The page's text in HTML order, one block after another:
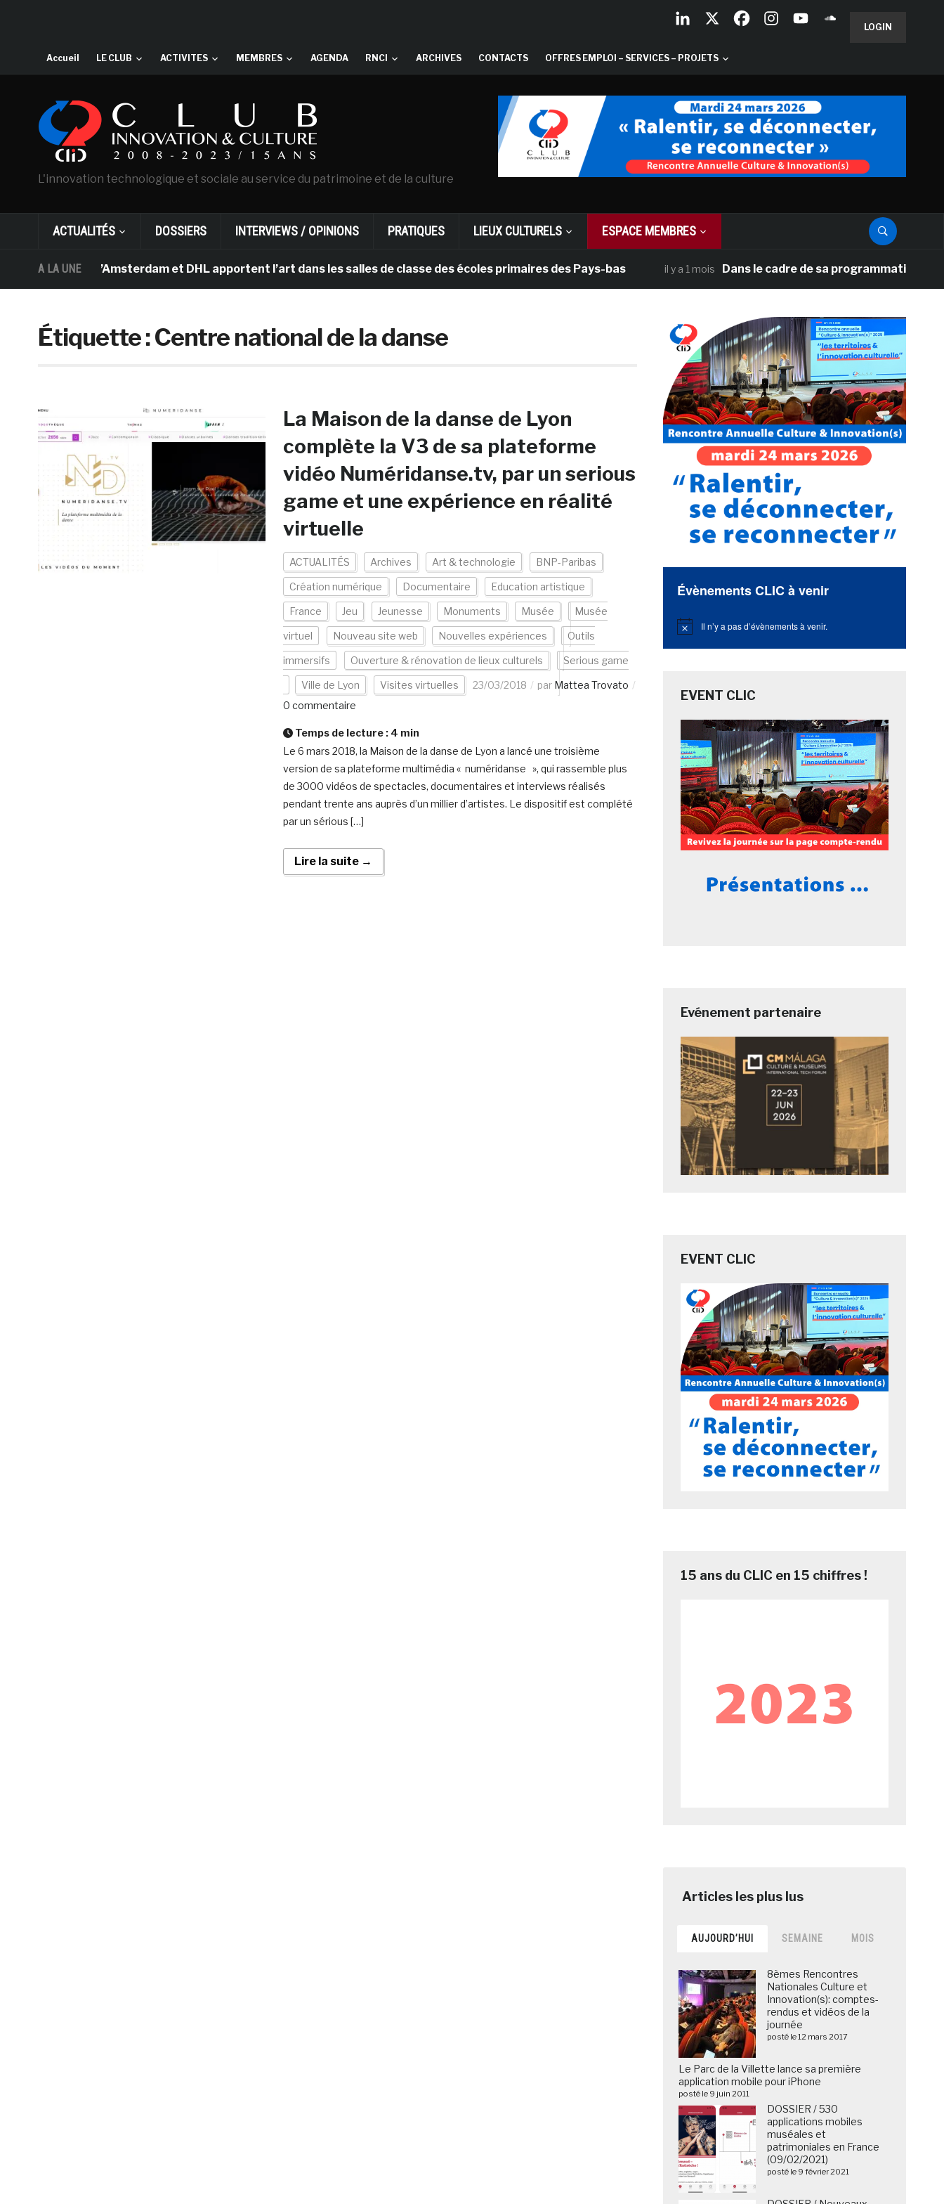
LOGIN
Accueil LE CLUB ACTIVITES MEMBRES AGENDA RNCI ARCHIVES CONTACTS OFFRES EMPLOI – SERVICES – PROJETS
L'innovation technologique et sociale au service du patrimoine et de la culture
ACTUALITÉS DOSSIERS INTERVIEWS / OPINIONS PRATIQUES LIEUX CULTURELS ESPACE MEMBRES
A LA UNE
Van Gogh d’Amsterdam et DHL apportent l’art dans les salles de classe des écoles primaires des Pays-bas il y a 1 mois Dans le cadre de sa programmation
Étiquette :Centre national de la danse
La Maison de la danse de Lyon
complète la V3 de sa plateforme
vidéo Numéridanse.tv, par un serious
game et une expérience en réalité
virtuelle
ACTUALITÉS Archives Art & technologie BNP-Paribas
Création numérique Documentaire Education artistique
France Jeu Jeunesse Monuments Musée Musée
virtuel Nouveau site web Nouvelles expériences Outils
immersifs Ouverture & rénovation de lieux culturels Serious game
Ville de Lyon Visites virtuelles 23/03/2018 par Mattea Trovato
0 commentaire
Temps de lecture : 4 min
Le 6 mars 2018, la Maison de la danse de Lyon a lancé une troisième
version de sa plateforme multimédia « numéridanse », qui rassemble plus
de 3000 vidéos de spectacles, documentaires et interviews réalisés
pendant trente ans auprès d’un millier d’artistes. Le dispositif est complété
par un sérious […]
Lire la suite →
Évènements CLIC à venir
Notice Il n’y a pas d’évènements à venir.
EVENT CLIC
Evénement partenaire
EVENT CLIC
15 ans du CLIC en 15 chiffres !
AUJOURD’HUI SEMAINE MOIS
8èmes Rencontres
Nationales Culture et
Innovation(s): comptes-
rendus et vidéos de la
journée
posté le 12 mars 2017
Le Parc de la Villette lance sa première
application mobile pour iPhone
posté le 9 juin 2011
DOSSIER / 530
applications mobiles
muséales et
patrimoniales en France
(09/02/2021)
posté le 9 février 2021